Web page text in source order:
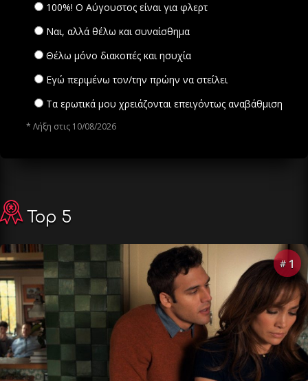
100%! Ο Αύγουστος είναι για φλερτ
Ναι, αλλά θέλω και συναίσθημα
Θέλω μόνο διακοπές και ησυχία
Εγώ περιμένω τον/την πρώην να στείλει
Τα ερωτικά μου χρειάζονται επειγόντως αναβάθμιση
* Λήξη στις 10/08/2026
Top 5
# 1